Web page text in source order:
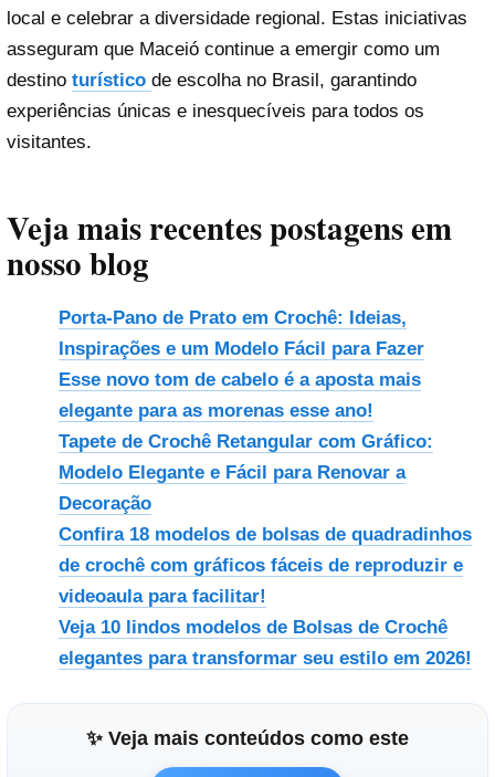
local e celebrar a diversidade regional. Estas iniciativas
asseguram que Maceió continue a emergir como um
destino turístico de escolha no Brasil, garantindo
experiências únicas e inesquecíveis para todos os
visitantes.
Veja mais recentes postagens em
nosso blog
Porta-Pano de Prato em Crochê: Ideias,
Inspirações e um Modelo Fácil para Fazer
Esse novo tom de cabelo é a aposta mais
elegante para as morenas esse ano!
Tapete de Crochê Retangular com Gráfico:
Modelo Elegante e Fácil para Renovar a
Decoração
Confira 18 modelos de bolsas de quadradinhos
de crochê com gráficos fáceis de reproduzir e
videoaula para facilitar!
Veja 10 lindos modelos de Bolsas de Crochê
elegantes para transformar seu estilo em 2026!
✨ Veja mais conteúdos como este